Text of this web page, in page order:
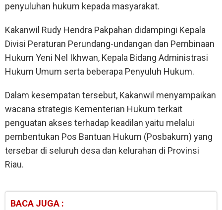
penyuluhan hukum kepada masyarakat.
Kakanwil Rudy Hendra Pakpahan didampingi Kepala
Divisi Peraturan Perundang-undangan dan Pembinaan
Hukum Yeni Nel Ikhwan, Kepala Bidang Administrasi
Hukum Umum serta beberapa Penyuluh Hukum.
Dalam kesempatan tersebut, Kakanwil menyampaikan
wacana strategis Kementerian Hukum terkait
penguatan akses terhadap keadilan yaitu melalui
pembentukan Pos Bantuan Hukum (Posbakum) yang
tersebar di seluruh desa dan kelurahan di Provinsi
Riau.
BACA JUGA :